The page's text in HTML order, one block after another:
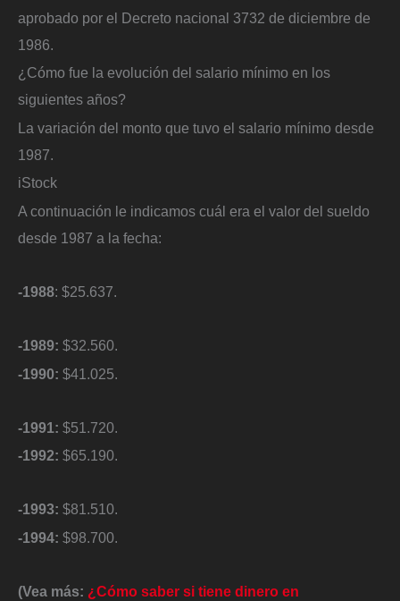
aprobado por el Decreto nacional 3732 de diciembre de
1986.
¿Cómo fue la evolución del salario mínimo en los
siguientes años?
La variación del monto que tuvo el salario mínimo desde
1987.
iStock
A continuación le indicamos cuál era el valor del sueldo
desde 1987 a la fecha:
-1988: $25.637.
-1989: $32.560.
-1990: $41.025.
-1991: $51.720.
-1992: $65.190.
-1993: $81.510.
-1994: $98.700.
(Vea más: ¿Cómo saber si tiene dinero en